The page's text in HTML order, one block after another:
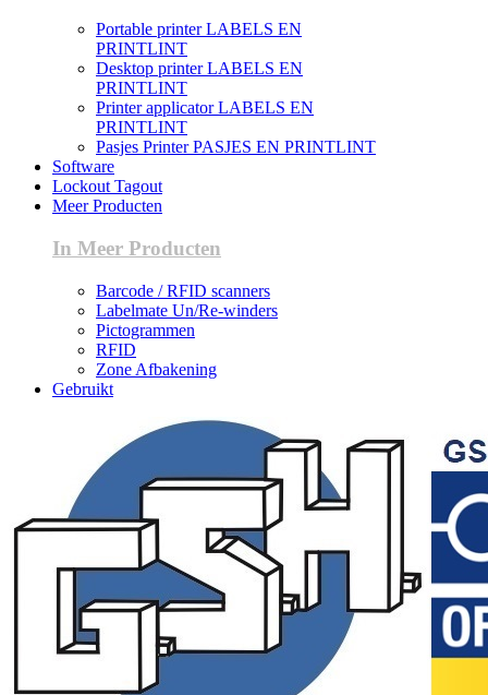
Portable printer LABELS EN
PRINTLINT
Desktop printer LABELS EN
PRINTLINT
Printer applicator LABELS EN
PRINTLINT
Pasjes Printer PASJES EN PRINTLINT
Software
Lockout Tagout
Meer Producten
In Meer Producten
Barcode / RFID scanners
Labelmate Un/Re-winders
Pictogrammen
RFID
Zone Afbakening
Gebruikt